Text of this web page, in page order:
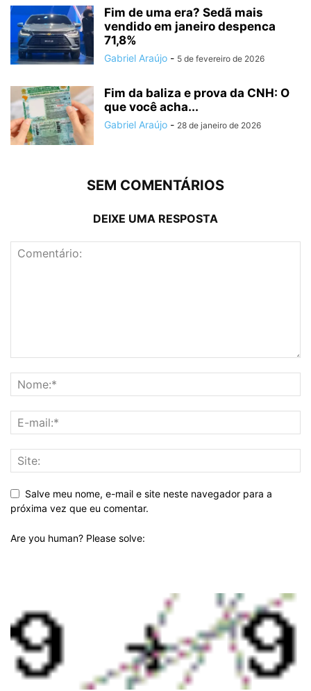
Fim de uma era? Sedã mais
vendido em janeiro despenca
71,8%
Gabriel Araújo - 5 de fevereiro de 2026
Fim da baliza e prova da CNH: O
que você acha...
Gabriel Araújo - 28 de janeiro de 2026
SEM COMENTÁRIOS
DEIXE UMA RESPOSTA
Salve meu nome, e-mail e site neste navegador para a
próxima vez que eu comentar.
Are you human? Please solve: